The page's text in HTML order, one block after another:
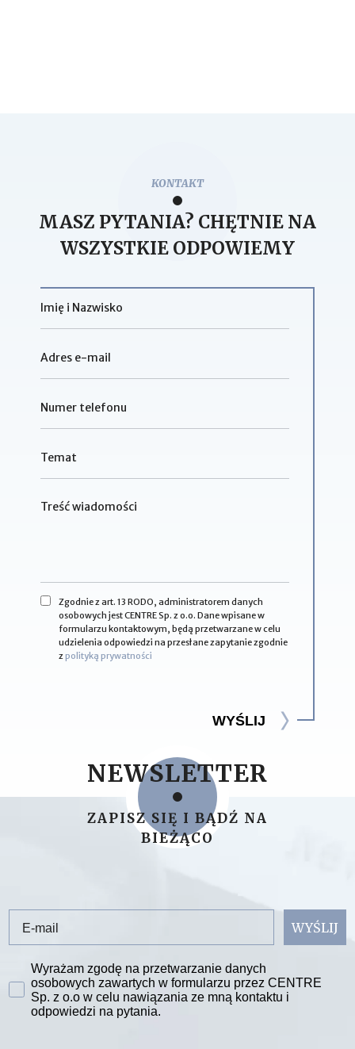
KONTAKT
MASZ PYTANIA? CHĘTNIE NA
WSZYSTKIE ODPOWIEMY
Zgodnie z art. 13 RODO, administratorem danych
osobowych jest CENTRE Sp. z o.o. Dane wpisane w
formularzu kontaktowym, będą przetwarzane w celu
udzielenia odpowiedzi na przesłane zapytanie zgodnie
zpolityką prywatności
WYŚLIJ
NEWSLETTER
ZAPISZ SIĘ I BĄDŹ NA
BIEŻĄCO
WYŚLIJ
Zgoda na przetwarzanie danych
Wyrażam zgodę na przetwarzanie danych
osobowych zawartych w formularzu przez CENTRE
Sp. z o.o w celu nawiązania ze mną kontaktu i
odpowiedzi na pytania.